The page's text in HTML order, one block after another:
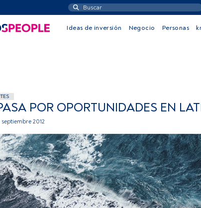
Ideas de inversión Negocio Personas
POR OPORTUNIDADES EN
septiembre 2012